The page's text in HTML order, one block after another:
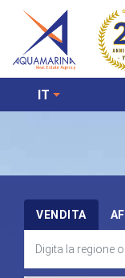
IT
VENDITA